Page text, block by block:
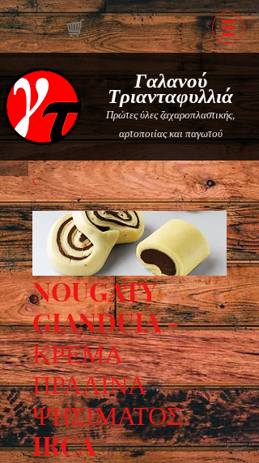
Γαλανού
Τριανταφυλλιά
Πρώτες ύλες ζαχαροπλαστικής,
αρτοποιίας και παγωτού
NOUGATY
GIANDUIA -
ΚΡΕΜΑ
ΠΡΑΛΙΝΑ
ΨΗΣΙΜΑΤΟΣ
IRCA